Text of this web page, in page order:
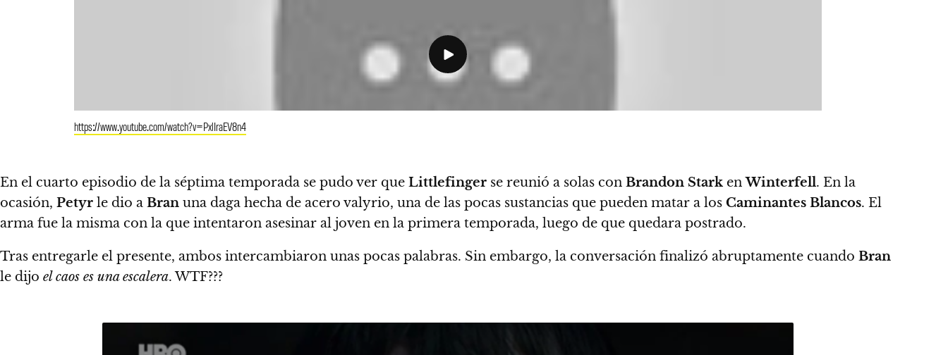
https://www.youtube.com/watch?v=PxlIraEV8n4
En el cuarto episodio de la séptima temporada se pudo ver que Littlefinger se reunió a solas con Brandon Stark enWinterfell. En la
ocasión, Petyr le dio a Bran una daga hecha de acero valyrio, una de las pocas sustancias que pueden matar a los Caminantes Blancos. El
arma fue la misma con la que intentaron asesinar al joven en la primera temporada, luego de que quedara postrado.
Tras entregarle el presente, ambos intercambiaron unas pocas palabras. Sin embargo, la conversación finalizó abruptamente cuando Bran
le dijo el caos es una escalera. WTF???